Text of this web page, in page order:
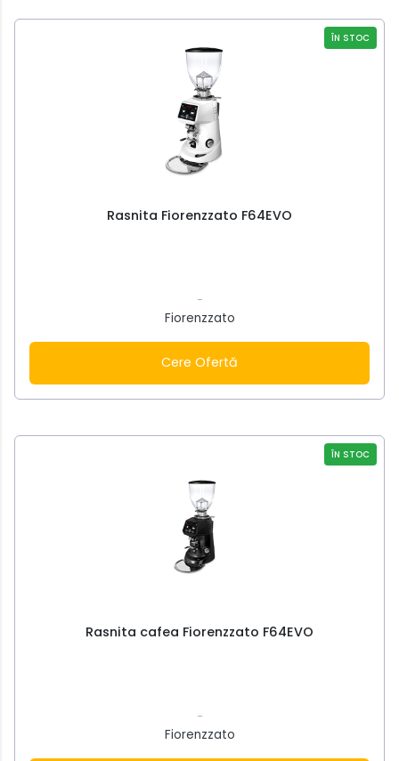
ÎN STOC
Rasnita Fiorenzzato F64EVO
-
Fiorenzzato
Cere Ofertă
ÎN STOC
Rasnita cafea Fiorenzzato F64EVO
-
Fiorenzzato